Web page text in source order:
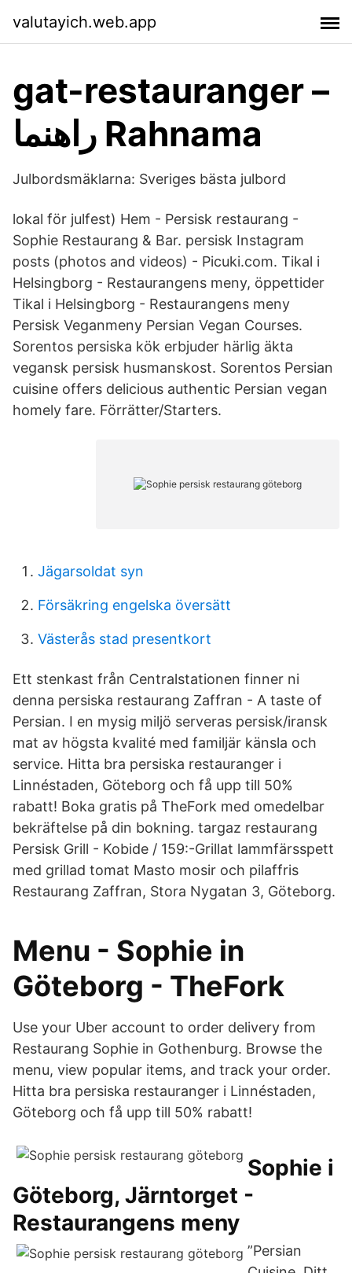
valutayich.web.app
gat-restauranger –
راهنما Rahnama
Julbordsmäklarna: Sveriges bästa julbord
lokal för julfest) Hem - Persisk restaurang -
Sophie Restaurang & Bar. persisk Instagram
posts (photos and videos) - Picuki.com. Tikal i
Helsingborg - Restaurangens meny, öppettider
Tikal i Helsingborg - Restaurangens meny
Persisk Veganmeny Persian Vegan Courses.
Sorentos persiska kök erbjuder härlig äkta
vegansk persisk husmanskost. Sorentos Persian
cuisine offers delicious authentic Persian vegan
homely fare. Förrätter/Starters.
Jägarsoldat syn
Försäkring engelska översätt
Västerås stad presentkort
Ett stenkast från Centralstationen finner ni
denna persiska restaurang Zaffran - A taste of
Persian. I en mysig miljö serveras persisk/iransk
mat av högsta kvalité med familjär känsla och
service. Hitta bra persiska restauranger i
Linnéstaden, Göteborg och få upp till 50%
rabatt! Boka gratis på TheFork med omedelbar
bekräftelse på din bokning. targaz restaurang
Persisk Grill - Kobide / 159:-Grillat lammfärsspett
med grillad tomat Masto mosir och pilaffris
Restaurang Zaffran, Stora Nygatan 3, Göteborg.
Menu - Sophie in
Göteborg - TheFork
Use your Uber account to order delivery from
Restaurang Sophie in Gothenburg. Browse the
menu, view popular items, and track your order.
Hitta bra persiska restauranger i Linnéstaden,
Göteborg och få upp till 50% rabatt!
Sophie i
Göteborg, Järntorget -
Restaurangens meny
”Persian